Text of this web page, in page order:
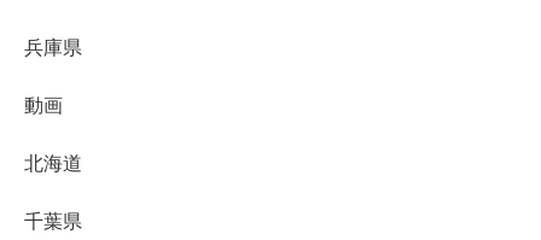
兵庫県
動画
北海道
千葉県